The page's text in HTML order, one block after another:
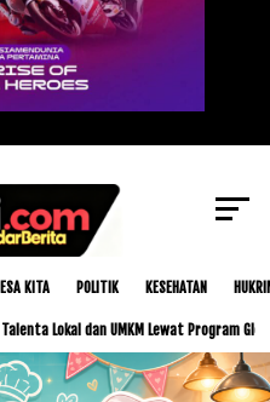
KITA POLITIK KESEHATAN
dan UMKM Lewat Program Glorious